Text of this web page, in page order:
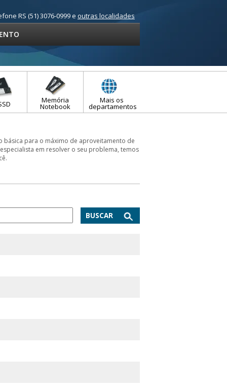
RS (51) 3076-0999 e outras localidades
Memória
Notebook
Mais os
departamentos
para o máximo de aproveitamento de
em resolver o seu problema, temos
BUSCAR